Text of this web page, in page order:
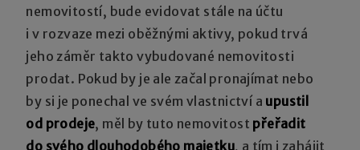
nemovitostí, bude evidovat stále na účtu
i v rozvaze mezi oběžnými aktivy, pokud trvá
jeho záměr takto vybudované nemovitosti
prodat. Pokud by je ale začal pronajímat nebo
by si je ponechal ve svém vlastnictví a upustil
od prodeje, měl by tuto nemovitost přeřadit
do svého dlouhodobého majetku, a tím i zahájit